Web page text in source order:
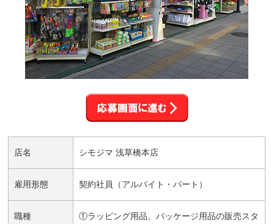
店名 シモジマ 浅草橋本店
雇用形態 契約社員（アルバイト・パート）
職種
①ラッピング用品、パッケージ用品の販売スタ